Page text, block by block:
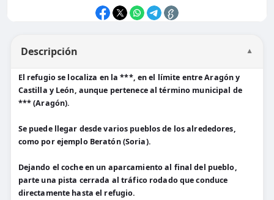
Descripción ▼
El refugio se localiza en la ***, en el límite entre Aragón y
Castilla y León, aunque pertenece al término municipal de
*** (Aragón).
Se puede llegar desde varios pueblos de los alrededores,
como por ejemplo Beratón (Soria).
Dejando el coche en un aparcamiento al final del pueblo,
parte una pista cerrada al tráfico rodado que conduce
directamente hasta el refugio.